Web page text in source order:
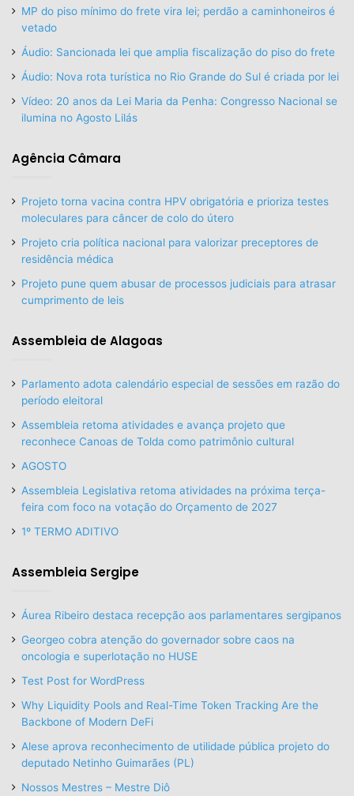
MP do piso mínimo do frete vira lei; perdão a caminhoneiros é
vetado
Áudio: Sancionada lei que amplia fiscalização do piso do frete
Áudio: Nova rota turística no Rio Grande do Sul é criada por lei
Vídeo: 20 anos da Lei Maria da Penha: Congresso Nacional se
ilumina no Agosto Lilás
Agência Câmara
Projeto torna vacina contra HPV obrigatória e prioriza testes
moleculares para câncer de colo do útero
Projeto cria política nacional para valorizar preceptores de
residência médica
Projeto pune quem abusar de processos judiciais para atrasar
cumprimento de leis
Assembleia de Alagoas
Parlamento adota calendário especial de sessões em razão do
período eleitoral
Assembleia retoma atividades e avança projeto que
reconhece Canoas de Tolda como patrimônio cultural
AGOSTO
Assembleia Legislativa retoma atividades na próxima terça-
feira com foco na votação do Orçamento de 2027
1º TERMO ADITIVO
Assembleia Sergipe
Áurea Ribeiro destaca recepção aos parlamentares sergipanos
Georgeo cobra atenção do governador sobre caos na
oncologia e superlotação no HUSE
Test Post for WordPress
Why Liquidity Pools and Real-Time Token Tracking Are the
Backbone of Modern DeFi
Alese aprova reconhecimento de utilidade pública projeto do
deputado Netinho Guimarães (PL)
Nossos Mestres – Mestre Diô